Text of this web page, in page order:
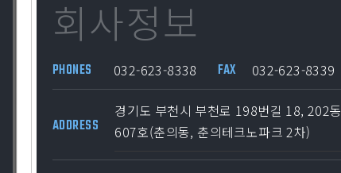
회사정보
PHONES 032-623-8338 FAX 032-623-8339
ADDRESS
경기도 부천시 부천로 198번길 18, 202동
607호(춘의동, 춘의테크노파크 2차)